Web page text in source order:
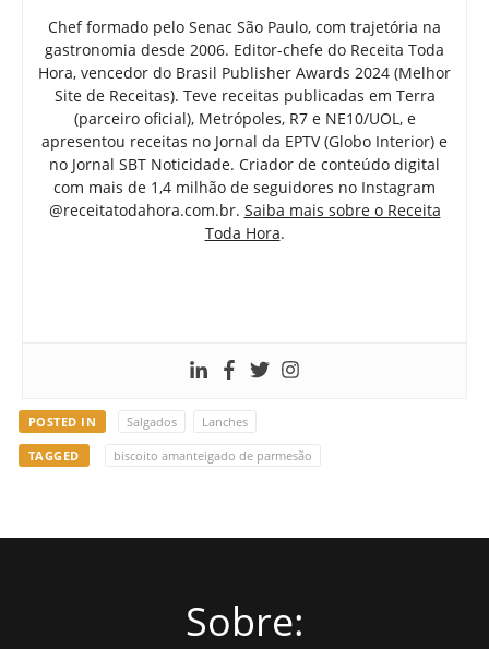
Chef formado pelo Senac São Paulo, com trajetória na
gastronomia desde 2006. Editor-chefe do Receita Toda
Hora, vencedor do Brasil Publisher Awards 2024 (Melhor
Site de Receitas). Teve receitas publicadas em Terra
(parceiro oficial), Metrópoles, R7 e NE10/UOL, e
apresentou receitas no Jornal da EPTV (Globo Interior) e
no Jornal SBT Noticidade. Criador de conteúdo digital
com mais de 1,4 milhão de seguidores no Instagram
@receitatodahora.com.br. Saiba mais sobre o Receita
Toda Hora.
POSTED IN Salgados Lanches
TAGGED biscoito amanteigado de parmesão
Sobre: